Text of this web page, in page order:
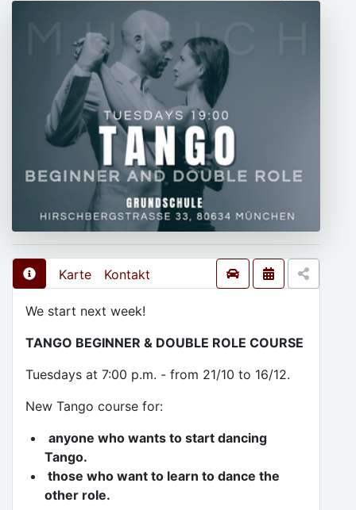
Karte Kontakt
We start next week!
TANGO BEGINNER & DOUBLE ROLE COURSE
Tuesdays at 7:00 p.m. - from 21/10 to 16/12.
New Tango course for:
anyone who wants to start dancing
Tango.
those who want to learn to dance the
other role.